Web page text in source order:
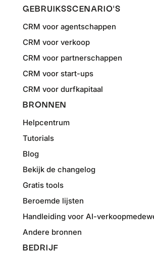
GEBRUIKSSCENARIO'S
CRM voor agentschappen
CRM voor verkoop
CRM voor partnerschappen
CRM voor start-ups
CRM voor durfkapitaal
BRONNEN
Helpcentrum
Tutorials
Blog
Bekijk de changelog
Gratis tools
Beroemde lijsten
Handleiding voor AI-
Andere bronnen
BEDRIJF